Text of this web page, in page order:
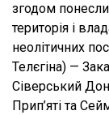
згодом
територія і
неолітичних
Телєгіна) —
Сіверський
Прип’яті та